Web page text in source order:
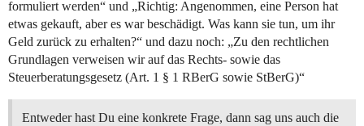
formuliert werden“ und „Richtig: Angenommen, eine Person hat
etwas gekauft, aber es war beschädigt. Was kann sie tun, um ihr
Geld zurück zu erhalten?“ und dazu noch: „Zu den rechtlichen
Grundlagen verweisen wir auf das Rechts- sowie das
Steuerberatungsgesetz (Art. 1 § 1 RBerG sowie StBerG)“
Entweder hast Du eine konkrete Frage, dann sag uns auch die